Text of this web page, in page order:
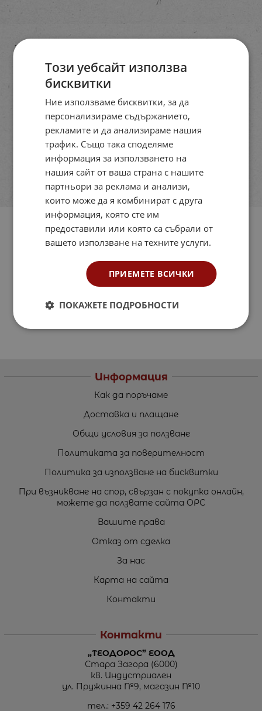
Информация
Как да поръчаме
Доставка и плащане
Общи условия за ползване
Политиката за поверителност
Политика за използване на бисквитки
При възникване на спор, свързан с покупка онлайн,
можете да ползвате сайта ОРС
Вашите права
Отказ от сделка
За нас
Карта на сайта
Контакти
Контакти
„ТЕОДОРОС” ЕООД
Стара Загора (6000)
кв. Индустриален
ул. Пружинна №9, магазин №10
тел.: +359 42 264 176
Този уебсайт използва
бисквитки
Ние използваме бисквитки, за да
персонализираме съдържанието,
рекламите и да анализираме нашия
трафик. Също така споделяме
информация за използването на
нашия сайт от ваша страна с нашите
партньори за реклама и анализи,
които може да я комбинират с друга
информация, която сте им
предоставили или която са събрали от
вашето използване на техните услуги.
ПРИЕМЕТЕ ВСИЧКИ
ПОКАЖЕТЕ ПОДРОБНОСТИ